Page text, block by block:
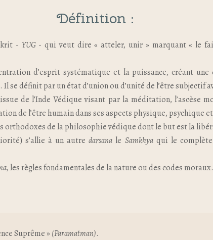
Définition :
- YUG- qui veut dire « atteler, unir » marquant « le
d’esprit systématique et la puissance, créant
se définit par un état d’union ou d’unité de l’être subjectif
de l’Inde Védique visant par la méditation, l’ascèse
de l’être humain dans ses aspects physique, psychique
orthodoxes de la philosophie védique dont le but est la
s’allie à un autredarsana le Samkhyaqui le
, les règles fondamentales de la nature ou des codes moraux.
Suprême »(Paramatman).